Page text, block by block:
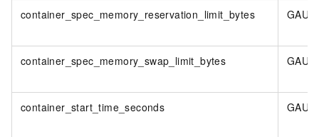
container_spec_memory_reservation_limit_bytes
container_spec_memory_swap_limit_bytes
container_start_time_seconds